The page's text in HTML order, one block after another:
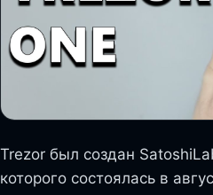
Trezor был создан
которого состоялась в